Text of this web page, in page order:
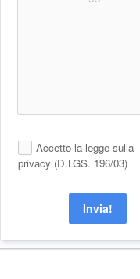
Accetto la legge sulla
privacy (D.LGS. 196/03)
Invia!
Alternative: